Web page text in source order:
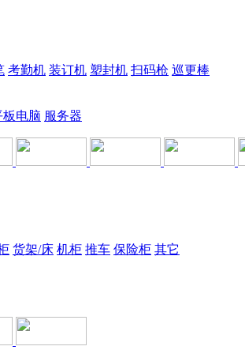
考勤机 装订机 塑封机 扫码枪 巡更棒
板电脑 服务器
货架/床 机柜 推车 保险柜 其它